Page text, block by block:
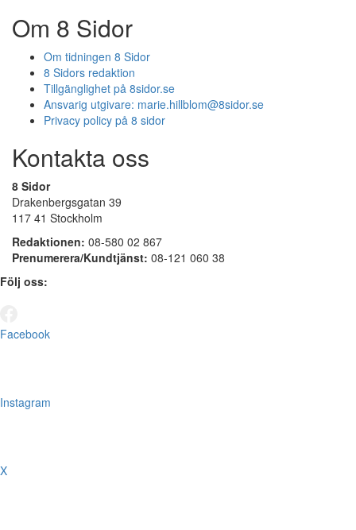
Om 8 Sidor
Om tidningen 8 Sidor
8 Sidors redaktion
Tillgänglighet på 8sidor.se
Ansvarig utgivare: marie.hillblom@8sidor.se
Privacy policy på 8 sidor
Kontakta oss
8 Sidor
Drakenbergsgatan 39
117 41 Stockholm
Redaktionen: 08-580 02 867
Prenumerera/Kundtjänst: 08-121 060 38
Följ oss:
Facebook
Instagram
X